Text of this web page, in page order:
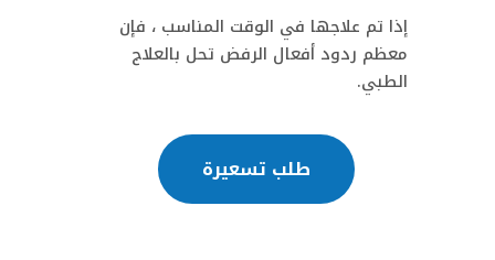
إذا تم علاجها في الوقت المناسب ، فإن
معظم ردود أفعال الرفض تحل بالعلاج
الطبي.
طلب تسعيرة